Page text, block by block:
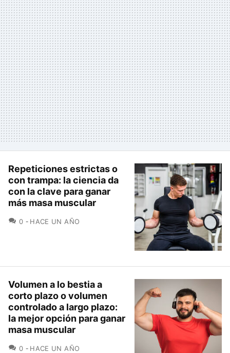
Repeticiones estrictas o
con trampa: la ciencia da
con la clave para ganar
más masa muscular
0 COMENTARIOS
HACE UN AÑO
Volumen a lo bestia a
corto plazo o volumen
controlado a largo plazo:
la mejor opción para ganar
masa muscular
0 COMENTARIOS
HACE UN AÑO